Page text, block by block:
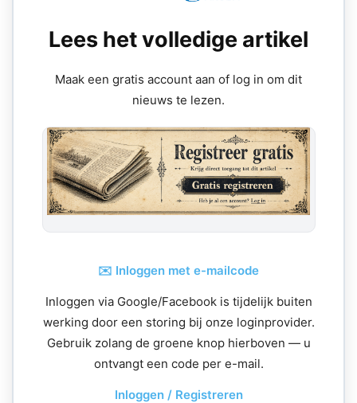
Lees het volledige artikel
Maak een gratis account aan of log in om dit
nieuws te lezen.
✉️ Inloggen met e-mailcode
Inloggen via Google/Facebook is tijdelijk buiten
werking door een storing bij onze loginprovider.
Gebruik zolang de groene knop hierboven — u
ontvangt een code per e-mail.
Inloggen / Registreren